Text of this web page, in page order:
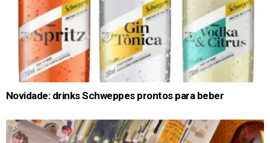
Novidade: drinks Schweppes prontos para beber